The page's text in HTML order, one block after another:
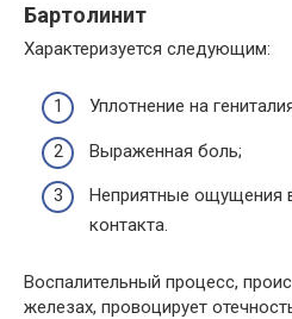
Бартолинит
Характеризуется следующим:
Уплотнение на
Выраженная боль;
Неприятные ощущения
контакта.
Воспалительный процесс,
железах, провоцирует